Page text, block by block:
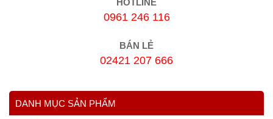
HOTLINE
0961 246 116
BÁN LẺ
02421 207 666
DANH MỤC SẢN PHẨM